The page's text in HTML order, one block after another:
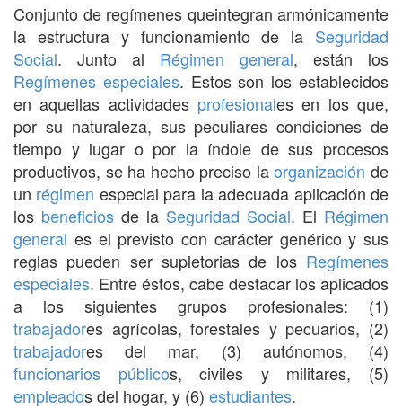
Conjunto de regímenes queintegran armónicamente
la estructura y funcionamiento de la Seguridad
Social. Junto al Régimen general, están los
Regímenes especiales. Estos son los establecidos
en aquellas actividades profesionales en los que,
por su naturaleza, sus peculiares condiciones de
tiempo y lugar o por la índole de sus procesos
productivos, se ha hecho preciso laorganización de
un régimen especial para la adecuada aplicación de
los beneficios de la Seguridad Social. El Régimen
general es el previsto con carácter genérico y sus
reglas pueden ser supletorias de los Regímenes
especiales. Entre éstos, cabe destacar los aplicados
a los siguientes grupos profesionales: (1)
trabajadores agrícolas, forestales y pecuarios, (2)
trabajadores del mar, (3) autónomos, (4)
funcionarios
públicos, civiles y militares, (5)
empleados del hogar, y (6) estudiantes.